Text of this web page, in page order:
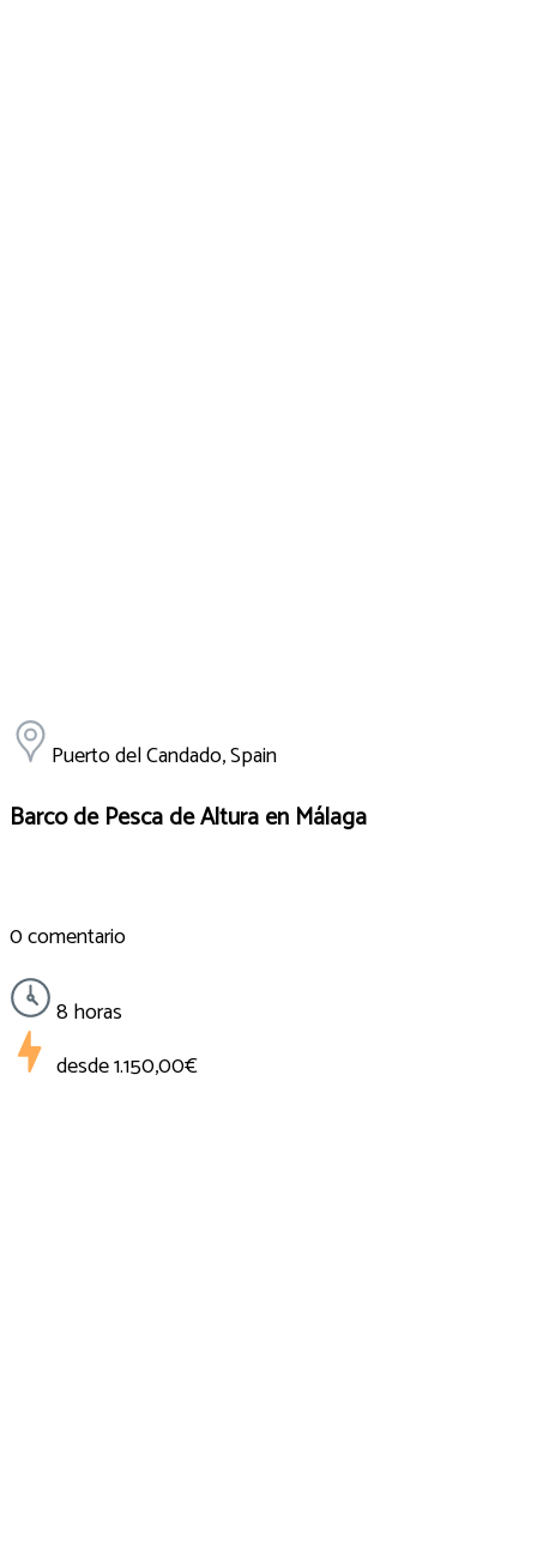
Puerto del Candado, Spain
Barco de Pesca de Altura en Málaga
0 comentario
8 horas
desde1.150,00€